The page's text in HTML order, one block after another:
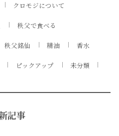
クロモジについて
秩父で食べる
秩父銘仙 精油 香水
ピックアップ 未分類
記事